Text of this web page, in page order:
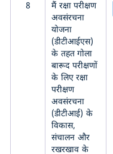
8
मैं रक्षा परीक्षण
अवसंरचना
योजना
(डीटीआईएस)
के तहत गोला
बारूद परीक्षणों
के लिए रक्षा
परीक्षण
अवसंरचना
(डीटीआई) के
विकास,
संचालन और
रखरखाव के